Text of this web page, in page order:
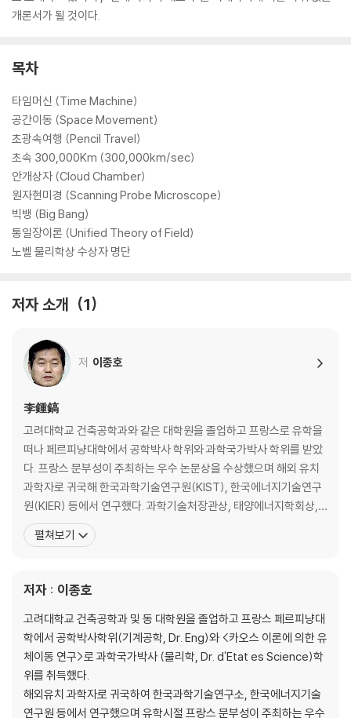
개론서가 될 것이다.
목차
타임머신 (Time Machine)
공간이동 (Space Movement)
초광속여행 (Pencil Travel)
초속 300,000Km (300,000km/sec)
안개상자 (Cloud Chamber)
원자현미경 (Scanning Probe Microscope)
빅뱅 (Big Bang)
통일장이론 (Unified Theory of Field)
노벨 물리학상 수상자 명단
저자 소개 1
저 이종호
李鍾鎬
고려대학교 건축공학과와 같은 대학원을 졸업하고 프랑스로 유학을
떠나 페르피냥대학에서 공학박사 학위와 과학국가박사 학위를 받았
다. 프랑스 문부성이 주최하는 우수 논문상을 수상했으며 해외 유치
과학자로 귀국해 한국과학기술연구원(KIST), 한국에너지기술연구
원(KIER) 등에서 연구했다. 과학기술처장관상, 태양에너지학회상,
한국발명교육학회 논문상, 고려대학교 이정덕 건축상, 국민훈장 석
류장 등을 받았다. 프랑스 유학 시절부터 세계의 여러 유적지를 탐사
공법’을 비롯해 특허 10여개를 20여 개국에 출원하는 등,
펼쳐보기
저자 : 이종호
고려대학교 건축공학과 및 동 대학원을 졸업하고 프랑스 페르피냥대
학에서 공학박사학위(기계공학, Dr. Eng)와 <카오스 이론에 의한 유
체이동 연구>로 과학국가박사 (물리학, Dr. d'Etat es Science)학
위를 취득했다.
해외유치 과학자로 귀국하여 한국과학기술연구소, 한국에너지기술
연구원 등에서 연구했으며 유학시절 프랑스 문부성이 주최하는 우수